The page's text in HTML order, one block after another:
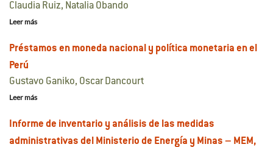
Claudia Ruiz, Natalia Obando
Leer más
Préstamos en moneda nacional y política monetaria en el
Perú
Gustavo Ganiko, Oscar Dancourt
Leer más
Informe de inventario y análisis de las medidas
administrativas del Ministerio de Energía y Minas – MEM,